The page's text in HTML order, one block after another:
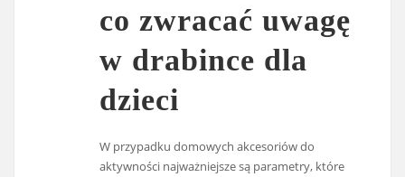
co zwracać uwagę
w drabince dla
dzieci
W przypadku domowych akcesoriów do
aktywności najważniejsze są parametry, które